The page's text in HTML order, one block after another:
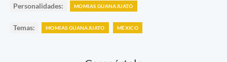
Personalidades: MOMIAS GUANAJUATO
Temas: MOMIAS GUANAJUATO MÉXICO